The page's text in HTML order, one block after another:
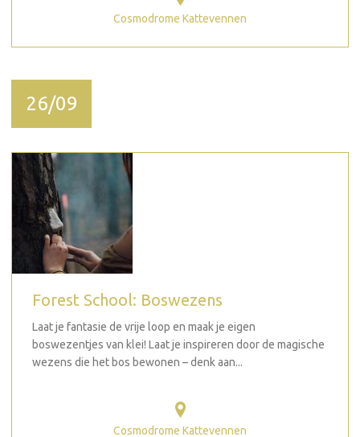
Cosmodrome Kattevennen
26/09
Forest School: Boswezens
Laat je fantasie de vrije loop en maak je eigen
boswezentjes van klei! Laat je inspireren door de magische
wezens die het bos bewonen – denk aan...
Cosmodrome Kattevennen